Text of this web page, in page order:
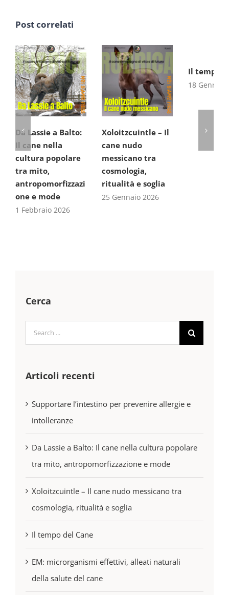
Post correlati
Da Lassie a Balto:
Il cane nella
cultura popolare
tra mito,
antropomorfizzazi
one e mode
1 Febbraio 2026
Xoloitzcuintle – Il
cane nudo
messicano tra
cosmologia,
ritualità e soglia
25 Gennaio 2026
Il tempo
18 Gennaio
Cerca
Search
for:
Articoli recenti
Supportare l’intestino per prevenire allergie e
intolleranze
Da Lassie a Balto: Il cane nella cultura popolare
tra mito, antropomorfizzazione e mode
Xoloitzcuintle – Il cane nudo messicano tra
cosmologia, ritualità e soglia
Il tempo del Cane
EM: microrganismi effettivi, alleati naturali
della salute del cane